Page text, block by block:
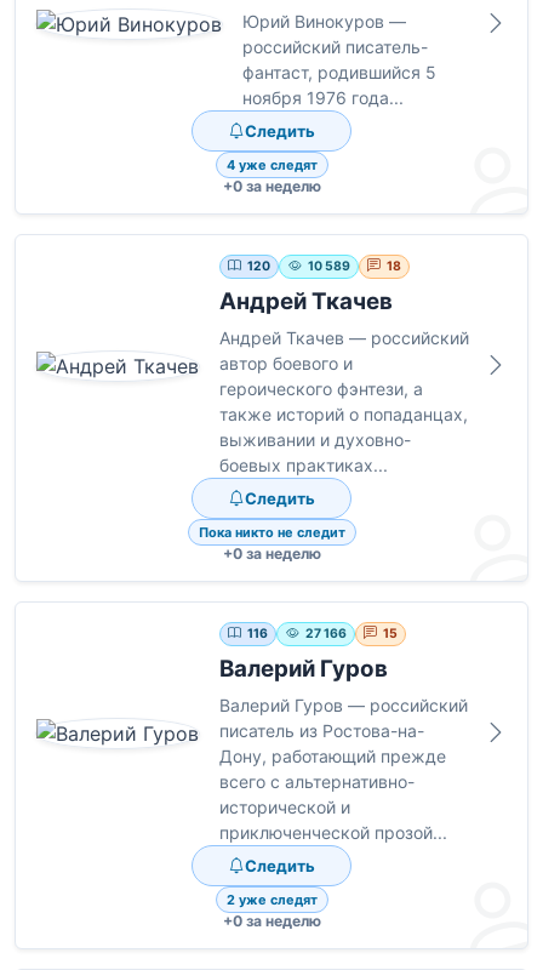
Юрий Винокуров —
российский писатель-
фантаст, родившийся 5
ноября 1976 года...
Следить
4 уже следят
+0 за неделю
120 10 589 18
Андрей Ткачев
Андрей Ткачев — российский
автор боевого и
героического фэнтези, а
также историй о попаданцах,
выживании и духовно-
боевых практиках...
Следить
Пока никто не следит
+0 за неделю
116 27 166 15
Валерий Гуров
Валерий Гуров — российский
писатель из Ростова-на-
Дону, работающий прежде
всего с альтернативно-
исторической и
приключенческой прозой...
Следить
2 уже следят
+0 за неделю